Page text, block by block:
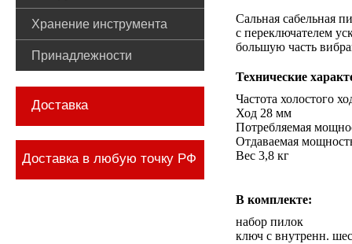
Хранение инструмента
Принадлежности
Доставка
Доставка в любую точку РФ
Сальная сабельная
с переключателем
большую часть
Технические
Частота холостого
Ход 28 мм
Потребляемая
Отдаваемая
Вес 3,8 кг
В комплекте:
набор пилок
ключ с внутренн.